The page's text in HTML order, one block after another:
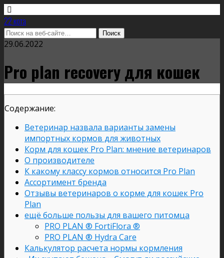
22 кота
29.06.2022
Pro plan recovery для кошек
Содержание:
Ветеринар назвала варианты замены
импортных кормов для животных
Корм для кошек Pro Plan: мнение ветеринаров
О производителе
К какому классу кормов относится Pro Plan
Ассортимент бренда
Отзывы ветеринаров о корме для кошек Pro
Plan
ещё больше пользы для вашего питомца
PRO PLAN ® FortiFlora ®
PRO PLAN ® Hydra Care
Калькулятор расчета нормы кормления